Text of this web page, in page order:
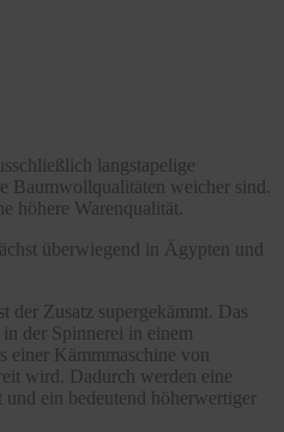
langstapelige
Baumwollqualitäten weicher sind.
höhere Warenqualität.
überwiegend in Ägypten und
der Zusatz supergekämmt. Das
in der Spinnerei in einem
einer Kämmmaschine von
wird. Dadurch werden eine
ein bedeutend höherwertiger